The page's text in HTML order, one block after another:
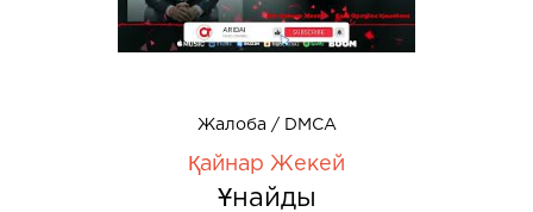
Жалоба / DMCA
Қайнар Жекей
Ұнайды